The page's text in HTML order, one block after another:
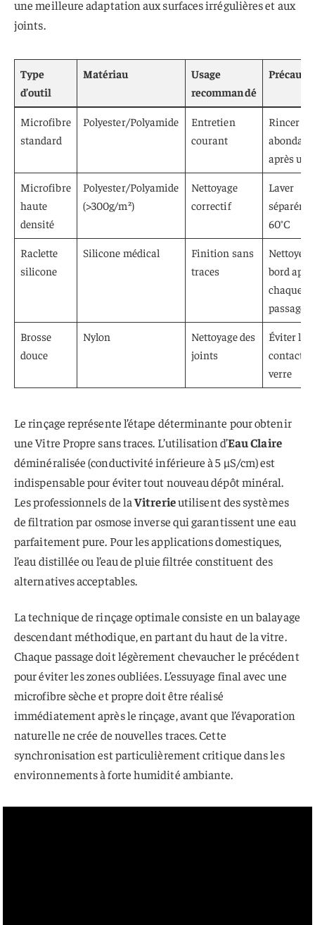
une meilleure adaptation aux surfaces irrégulières et aux
joints.
Type
d’outil
Matériau
Usage
recommandé
Microfibre
standard
Polyester/Polyamide
Entretien
courant
Rincer
après
Microfibre
haute
densité
Polyester/Polyamide
(>300g/m²)
Nettoyage
correctif
Laver
60°C
Raclette
silicone
Silicone médical
Finition sans
traces
Nettoyer
bord
chaque
passage
Brosse
douce
Nylon
Nettoyage des
joints
Éviter le
contact
verre
Le rinçage représente l’étape déterminante pour obtenir
une Vitre Propre sans traces. L’utilisation d’Eau Claire
déminéralisée (conductivité inférieure à 5 µS/cm) est
indispensable pour éviter tout nouveau dépôt minéral.
Les professionnels de laVitrerieutilisent des systèmes
de filtration par osmose inverse qui garantissent une eau
parfaitement pure. Pour les applications domestiques,
l’eau distillée ou l’eau de pluie filtrée constituent des
alternatives acceptables.
La technique de rinçage optimale consiste en un balayage
descendant méthodique, en partant du haut de la vitre.
Chaque passage doit légèrement chevaucher le précédent
pour éviter les zones oubliées. L’essuyage final avec une
microfibre sèche et propre doit être réalisé
immédiatement après le rinçage, avant que l’évaporation
naturelle ne crée de nouvelles traces. Cette
synchronisation est particulièrement critique dans les
environnements à forte humidité ambiante.